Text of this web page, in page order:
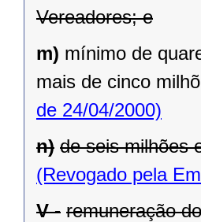
Vereadores; e
m) mínimo de
mais de cinco
de 24/04/2000)
n) de seis milhões
(Revogado pela
V - remuneração